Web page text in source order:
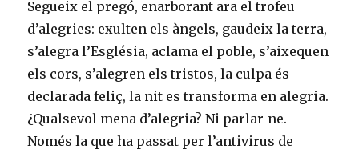
Segueix el pregó, enarborant ara el trofeu
d’alegries: exulten els àngels, gaudeix la terra,
s’alegra l’Església, aclama el poble, s’aixequen
els cors, s’alegren els tristos, la culpa és
declarada feliç, la nit es transforma en alegria.
¿Qualsevol mena d’alegria? Ni parlar-ne.
Només la que ha passat per l’antivirus de